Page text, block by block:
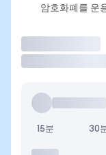
암호화폐를 운
15분 30